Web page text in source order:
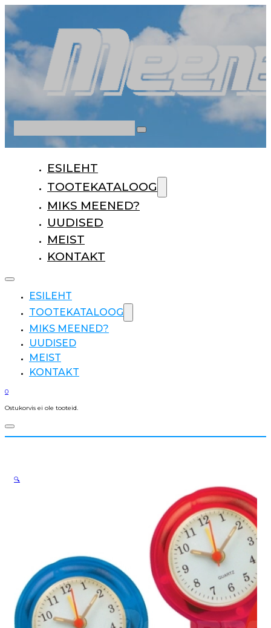
ESILEHT
TOOTEKATALOOG
MIKS MEENED?
UUDISED
MEIST
KONTAKT
ESILEHT
TOOTEKATALOOG
MIKS MEENED?
UUDISED
MEIST
KONTAKT
0
Ostukorvis ei ole tooteid.
🔍